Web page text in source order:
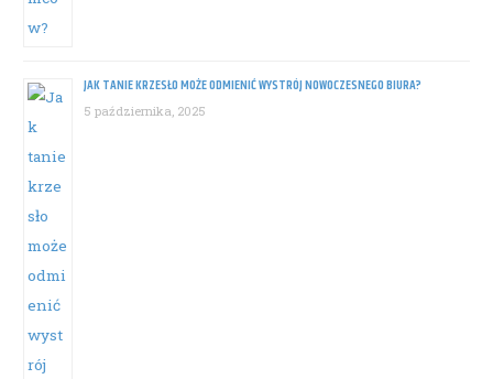
JAK TANIE KRZESŁO MOŻE ODMIENIĆ WYSTRÓJ NOWOCZESNEGO BIURA?
5 października, 2025